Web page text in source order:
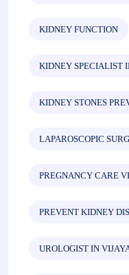
KIDNEY FUNCTION
KIDNEY SPECIALIST
KIDNEY STONES
LAPAROSCOPIC
PREGNANCY CARE
PREVENT KIDNEY
UROLOGIST IN